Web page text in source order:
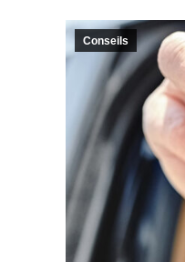
Conseils